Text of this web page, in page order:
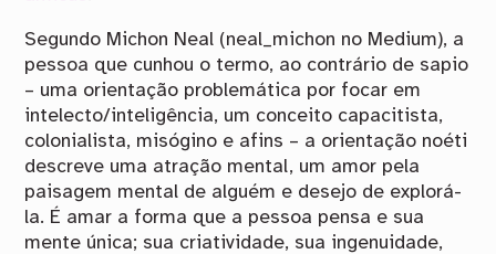
Segundo Michon Neal (neal_michon no Medium), a
pessoa que cunhou o termo, ao contrário de sapio
– uma orientação problemática por focar em
intelecto/inteligência, um conceito capacitista,
colonialista, misógino e afins – a orientação noéti
descreve uma atração mental, um amor pela
paisagem mental de alguém e desejo de explorá-
la. É amar a forma que a pessoa pensa e sua
mente única; sua criatividade, sua ingenuidade,